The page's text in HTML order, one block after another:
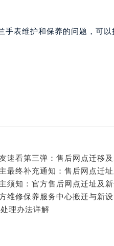
约）
手表维护和保养的问题，可以
速看第三弹：售后网点迁移
最终补充通知：售后网点迁
须知：官方售后网点迁址及
理办法详解